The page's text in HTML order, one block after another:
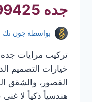
جده 0536399425
بواسطة جون تك
تركيب مرايات
خيارات التصميم
القصور، والشقق
هندسياً ذكياً لا